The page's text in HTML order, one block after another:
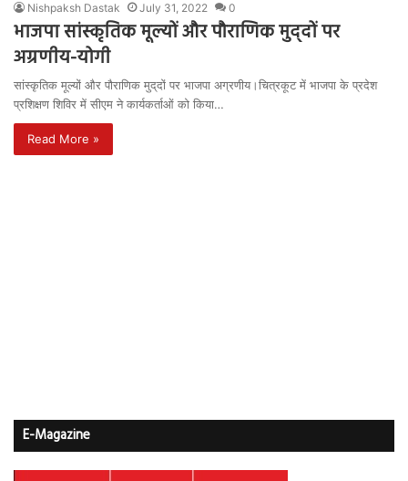
Nishpaksh Dastak July 31, 2022 0
भाजपा सांस्कृतिक मूल्यों और पौराणिक मुद्​दों पर
अग्रणीय-योगी
सांस्कृतिक मूल्यों और पौराणिक मुद्​दों पर भाजपा अग्रणीय।चित्रकूट में भाजपा के प्रदेश
प्रशिक्षण शिविर में सीएम ने कार्यकर्ताओं को किया…
Read More »
E-Magazine